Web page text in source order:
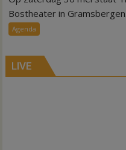
Bostheater in
Agenda
LIVE